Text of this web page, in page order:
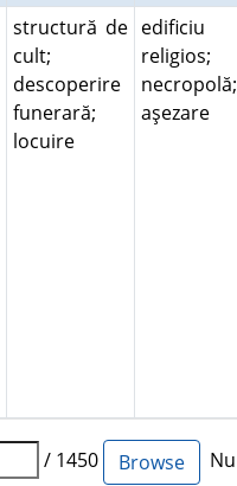
structură de
cult;
descoperire
funerară;
locuire
edificiu
religios;
necropolă;
aşezare
/ 1450